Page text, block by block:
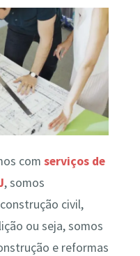
com serviços de
, somos
civil,
ou seja, somos
e reformas